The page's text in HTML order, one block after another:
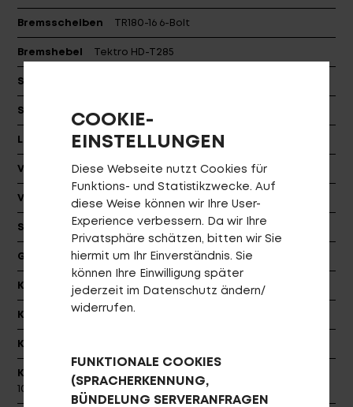
Bremsscheiben TR180-16 6-Bolt
Bremshebel Tektro HD-T285
Schalthebel
Schaltzugaußenhülle
Lenker PROCRAFT CITY COMP
Vorbau PROCRAFT AL ADJUSTABLE PRO, dia: 31.8
Vorbaulänge 100L
Steuersatz VP-J203PES
Griffe PROCRAFT ERGO Clamp AL
Kassette Shimano 19T
Kurbel Lasco EB05 Gen3, 42T
Kette
Kettenblatt
104, narrow - wide
COOKIE-
EINSTELLUNGEN
Diese Webseite nutzt Cookies für
Funktions- und Statistikzwecke. Auf
diese Weise können wir Ihre User-
Experience verbessern. Da wir Ihre
Privatsphäre schätzen, bitten wir Sie
hiermit um Ihr Einverständnis. Sie
können Ihre Einwilligung später
jederzeit im Datenschutz ändern/
widerrufen.
FUNKTIONALE COOKIES
(SPRACHERKENNUNG,
BÜNDELUNG SERVERANFRAGEN